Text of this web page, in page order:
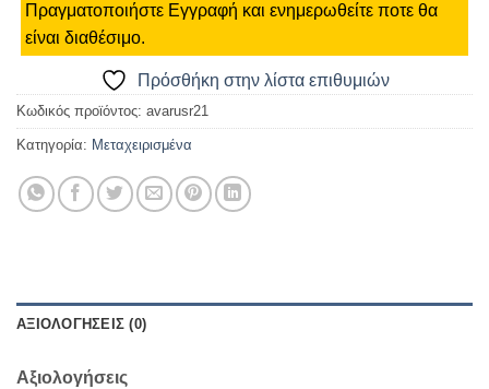
Πραγματοποιήστε Εγγραφή και ενημερωθείτε ποτε θα
είναι διαθέσιμο.
Πρόσθήκη στην λίστα επιθυμιών
Κωδικός προϊόντος: avarusr21
Κατηγορία: Μεταχειρισμένα
ΑΞΙΟΛΟΓΉΣΕΙΣ (0)
Αξιολογήσεις